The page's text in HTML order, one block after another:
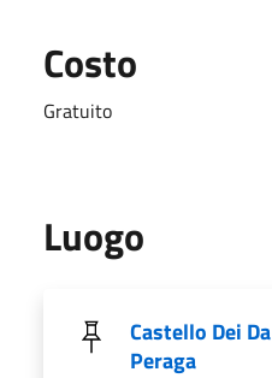
Costo
Gratuito
Luogo
Castello Dei Da
Peraga